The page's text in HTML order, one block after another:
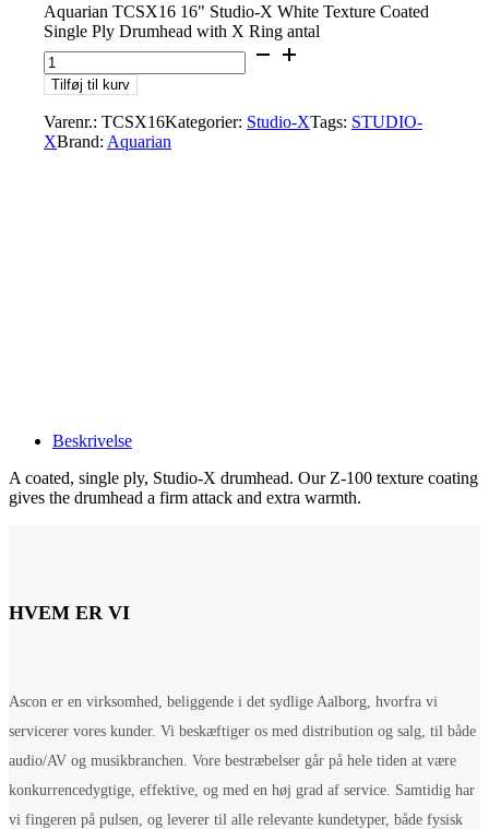
Aquarian TCSX16 16" Studio-X White Texture Coated
Single Ply Drumhead with X Ring antal
Tilføj til kurv
Varenr.: TCSX16Kategorier: Studio-XTags: STUDIO-
XBrand: Aquarian
Beskrivelse
A coated, single ply, Studio-X drumhead. Our Z-100 texture coating
gives the drumhead a firm attack and extra warmth.
HVEM ER VI
Ascon er en virksomhed, beliggende i det sydlige Aalborg, hvorfra vi
servicerer vores kunder. Vi beskæftiger os med distribution og salg, til både
audio/AV og musikbranchen. Vore bestræbelser går på hele tiden at være
konkurrencedygtige, effektive, og med en høj grad af service. Samtidig har
vi fingeren på pulsen, og leverer til alle relevante kundetyper, både fysisk